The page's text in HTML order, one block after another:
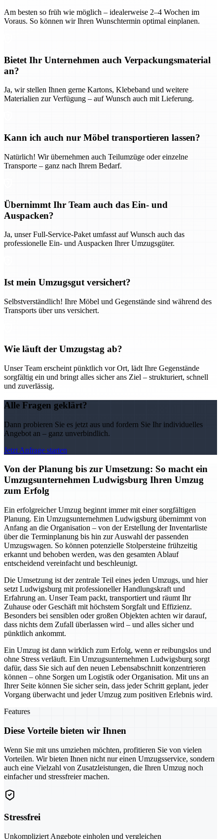
Am besten so früh wie möglich – idealerweise 2–4 Wochen im
Voraus. So können wir Ihren Wunschtermin optimal einplanen.
Bietet Ihr Unternehmen auch Verpackungsmaterial
an?
Ja, wir stellen Ihnen gerne Kartons, Klebeband und weitere
Materialien zur Verfügung – auf Wunsch auch mit Lieferung.
Kann ich auch nur Möbel transportieren lassen?
Natürlich! Wir übernehmen auch Teilumzüge oder einzelne
Transporte – ganz nach Ihrem Bedarf.
Übernimmt Ihr Team auch das Ein- und
Auspacken?
Ja, unser Full-Service-Paket umfasst auf Wunsch auch das
professionelle Ein- und Auspacken Ihrer Umzugsgüter.
Ist mein Umzugsgut versichert?
Selbstverständlich! Ihre Möbel und Gegenstände sind während des
Transports über uns versichert.
Wie läuft der Umzugstag ab?
Unser Team erscheint pünktlich vor Ort, lädt Ihre Gegenstände
sorgfältig ein und bringt alles sicher ans Ziel – strukturiert, schnell
und zuverlässig.
Alle Fragen geklärt?
Dann probieren Sie es jetzt aus und fordern Sie Ihr individuelles
Angebot an – ganz unverbindlich.
Jetzt Anfrage starten
Von der Planung bis zur Umsetzung: So macht ein
Umzugsunternehmen Ludwigsburg Ihren Umzug
zum Erfolg
Ein erfolgreicher Umzug beginnt immer mit einer sorgfältigen
Planung. Ein Umzugsunternehmen Ludwigsburg übernimmt von
Anfang an die Organisation – von der Erstellung der Inventarliste
über die Terminplanung bis hin zur Auswahl der passenden
Umzugswagen. So können potenzielle Stolpersteine frühzeitig
erkannt und behoben werden, was den gesamten Ablauf
entscheidend vereinfacht und beschleunigt.
Die Umsetzung ist der zentrale Teil eines jeden Umzugs, und hier
setzt Ludwigsburg mit professioneller Handlungskraft und
Erfahrung an. Unser Team packt, transportiert und räumt Ihr
Zuhause oder Geschäft mit höchstem Sorgfalt und Effizienz.
Besonders bei sensiblen oder großen Objekten achten wir darauf,
dass nichts dem Zufall überlassen wird – und alles sicher und
pünktlich ankommt.
Ein Umzug ist dann wirklich zum Erfolg, wenn er reibungslos und
ohne Stress verläuft. Ein Umzugsunternehmen Ludwigsburg sorgt
dafür, dass Sie sich auf den neuen Lebensabschnitt konzentrieren
können – ohne Sorgen um Logistik oder Organisation. Mit uns an
Ihrer Seite können Sie sicher sein, dass jeder Schritt geplant, jeder
Vorgang überwacht und jeder Umzug zum positiven Erlebnis wird.
Features
Diese Vorteile bieten wir Ihnen
Wenn Sie mit uns umziehen möchten, profitieren Sie von vielen
Vorteilen. Wir bieten Ihnen nicht nur einen Umzugsservice, sondern
auch eine Vielzahl von Zusatzleistungen, die Ihren Umzug noch
einfacher und stressfreier machen.
Stressfrei
Unkompliziert Angebote einholen und vergleichen